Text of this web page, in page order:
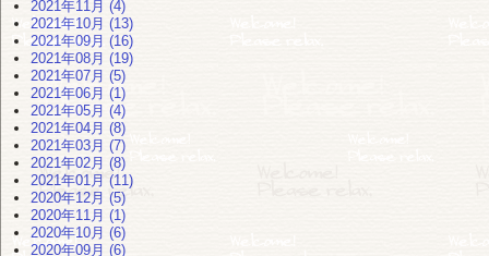
2021年11月 (4)
2021年10月 (13)
2021年09月 (16)
2021年08月 (19)
2021年07月 (5)
2021年06月 (1)
2021年05月 (4)
2021年04月 (8)
2021年03月 (7)
2021年02月 (8)
2021年01月 (11)
2020年12月 (5)
2020年11月 (1)
2020年10月 (6)
2020年09月 (6)